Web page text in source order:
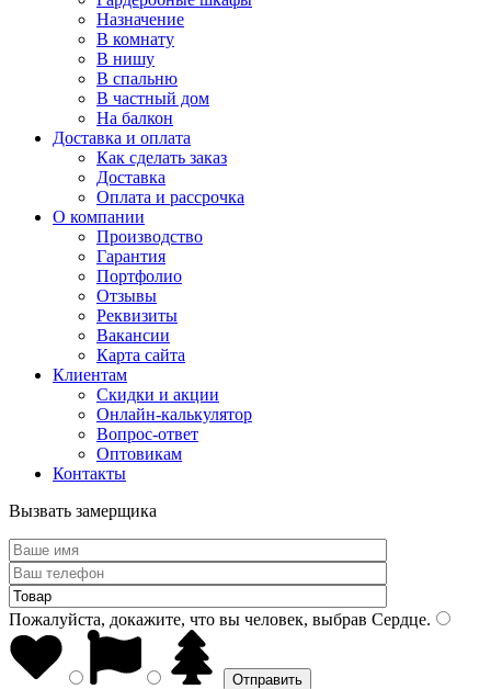
Назначение
В комнату
В нишу
В спальню
В частный дом
На балкон
Доставка и оплата
Как сделать заказ
Доставка
Оплата и рассрочка
О компании
Производство
Гарантия
Портфолио
Отзывы
Реквизиты
Вакансии
Карта сайта
Клиентам
Скидки и акции
Онлайн-калькулятор
Вопрос-ответ
Оптовикам
Контакты
Вызвать замерщика
Пожалуйста, докажите, что вы человек, выбрав Сердце.